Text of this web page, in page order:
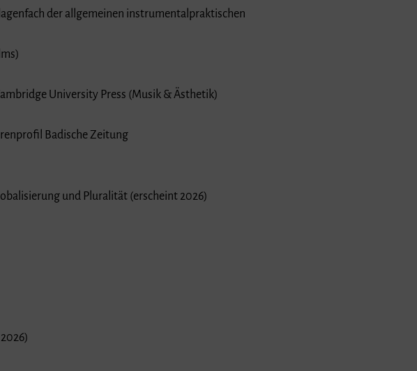
der allgemeinen instrumentalpraktischen
University Press (Musik & Ästhetik)
Badische Zeitung
und Pluralität (erscheint 2026)